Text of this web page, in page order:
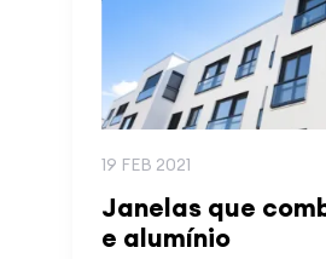
19 FEB 2021
Janelas que
e alumínio